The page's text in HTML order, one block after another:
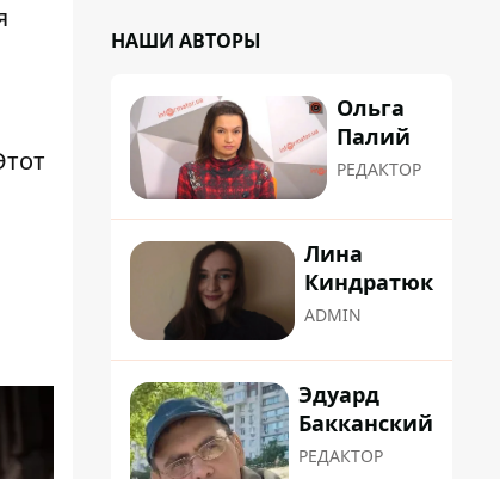
НАШИ АВТОРЫ
Ольга
Палий
РЕДАКТОР
Лина
Киндратюк
ADMIN
Эдуард
Бакканский
РЕДАКТОР